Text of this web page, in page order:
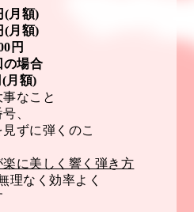
月額)
月額)
円
の場合
月額)
なこと
、
ずに弾くのこ
に美しく響く弾き方
理なく効率よく